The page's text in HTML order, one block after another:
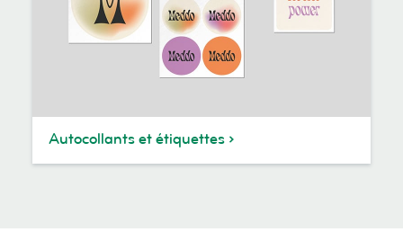
Autocollants et étiquettes